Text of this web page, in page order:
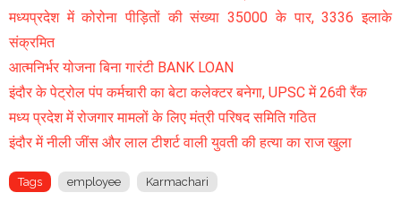
मध्यप्रदेश में कोरोना पीड़ितों की संख्या 35000 के पार, 3336 इलाके
संक्रमित
आत्मनिर्भर योजना बिना गारंटी BANK LOAN
इंदौर के पेट्रोल पंप कर्मचारी का बेटा कलेक्टर बनेगा, UPSC में 26वी रैंक
मध्य प्रदेश में रोजगार मामलों के लिए मंत्री परिषद समिति गठित
इंदौर में नीली जींस और लाल टीशर्ट वाली युवती की हत्या का राज खुला
Tags employee Karmachari